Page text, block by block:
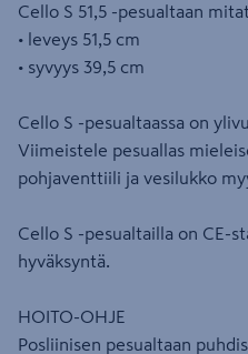
Cello S 51,5 -pesualtaan
• leveys 51,5 cm
• syvyys 39,5 cm
Cello S -pesualtaassa on
Viimeistele pesuallas
pohjaventtiili ja vesilukko
Cello S -pesualtailla on CE-
hyväksyntä.
HOITO-OHJE
Posliinisen pesualtaan